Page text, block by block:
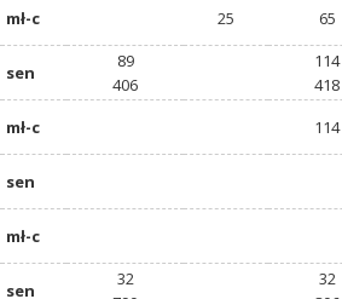
mł-c 25 65
sen
89
406
114
418
mł-c 114
sen
mł-c
sen
32
32